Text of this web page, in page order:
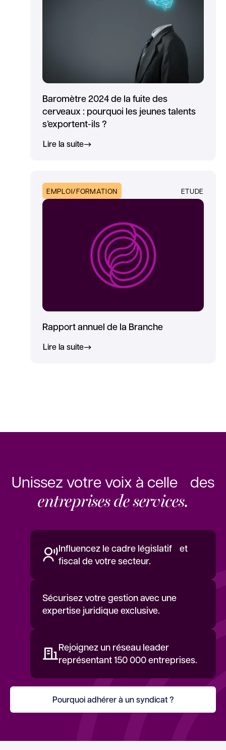
Baromètre 2024 de la fuite des
cerveaux : pourquoi les jeunes talents
s’exportent-ils ?
Lire la suite
EMPLOI/FORMATION ETUDE
Rapport annuel de la Branche
Lire la suite
Unissez votre voix à celle des
entreprises de services.
Influencez le cadre législatif et
fiscal de votre secteur.
Sécurisez votre gestion avec une
expertise juridique exclusive.
Rejoignez un réseau leader
représentant 150 000 entreprises.
Pourquoi adhérer à un syndicat ?